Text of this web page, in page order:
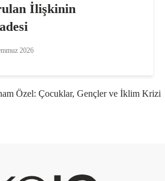
İlişkinin
2026
Özel: Çocuklar, Gençler ve İklim Krizi